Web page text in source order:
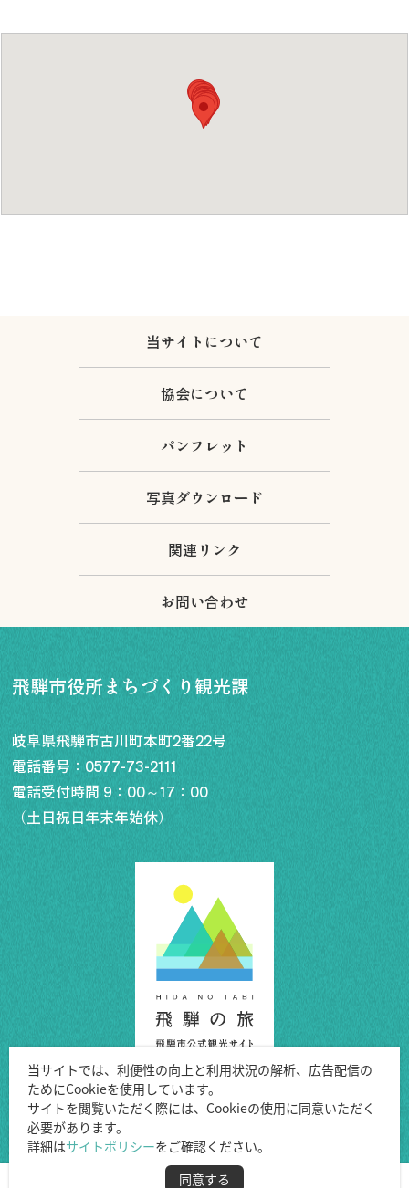
モデルコース
宿泊予約
アクセス
飛騨市の６つの魅力
ひだじまん図鑑
交通機関・道路情報
当サイトについて
協会について
パンフレット
写真ダウンロード
関連リンク
お問い合わせ
飛騨市役所まちづくり観光課
岐阜県飛騨市古川町本町2番22号
電話番号： 0577-73-2111
電話受付時間 9：00～17：00
（土日祝日年末年始休）
Copyright ©Hida City.
当サイトでは、利便性の向上と利用状況の解析、広告配信の
ためにCookieを使用しています。
サイトを閲覧いただく際には、Cookieの使用に同意いただく
必要があります。
詳細はサイトポリシーをご確認ください。
同意する